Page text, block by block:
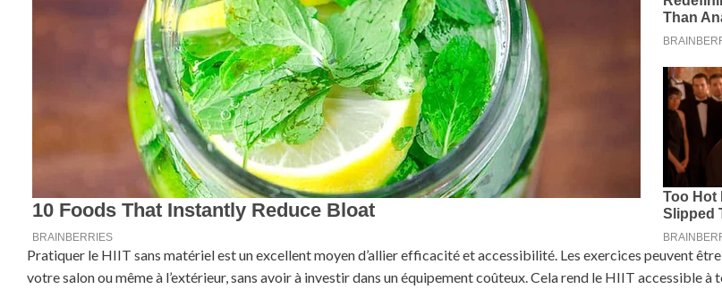
Pratiquer le HIIT sans matériel est un excellent moyen d’allier efficacité et accessibilité. Les exercices peuvent être
votre salon ou même à l’extérieur, sans avoir à investir dans un équipement coûteux. Cela rend le HIIT accessible à